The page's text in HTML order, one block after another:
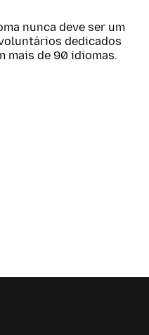
nunca deve ser um
dedicados
mais de 90 idiomas.